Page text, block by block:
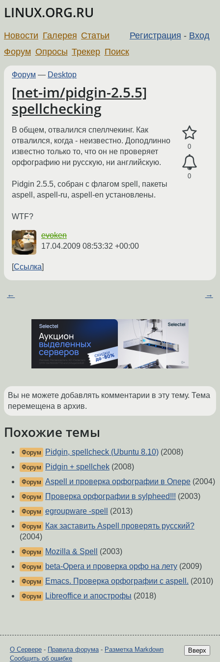
LINUX.ORG.RU
Регистрация - Вход
Новости Галерея Статьи
Форум Опросы Трекер Поиск
Форум — Desktop
[net-im/pidgin-2.5.5]
spellchecking
0
0
В общем, отвалился спеллчекинг. Как
отвалился, когда - неизвестно. Доподлинно
известно только то, что он не проверяет
орфографию ни русскую, ни английскую.
Pidgin 2.5.5, собран с флагом spell, пакеты
aspell, aspell-ru, aspell-en установлены.
WTF?
evoken
17.04.2009 08:53:32 +00:00
Ссылка
← →
Вы не можете добавлять комментарии в эту тему. Тема
перемещена в архив.
Похожие темы
Форум Pidgin, spellcheck (Ubuntu 8.10) (2008)
Форум Pidgin + spellchek (2008)
Форум Aspell и проверка орфографии в Опере (2004)
Форум Проверка орфографии в sylpheed!!! (2003)
Форум egroupware -spell (2013)
Форум
Как заставить Aspell проверять русский?
(2004)
Форум Mozilla & Spell (2003)
Форум beta-Opera и проверка орфо на лету (2009)
Форум Emacs. Проверка орфографии с aspell. (2010)
Форум Libreoffice и апострофы (2018)
Вверх
О Сервере - Правила форума- Разметка Markdown
Сообщить об ошибке